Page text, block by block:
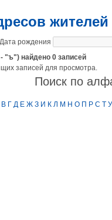
Дата рождения
"ъ") найдено 0 записей
записей для просмотра.
Поиск по
В Г Д Е Ж З И К Л М Н О П Р С Т У